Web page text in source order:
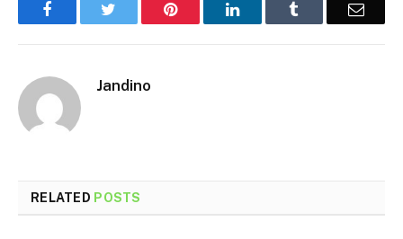
Facebook Pinterest LinkedIn Email
Jandino
RELATED POSTS